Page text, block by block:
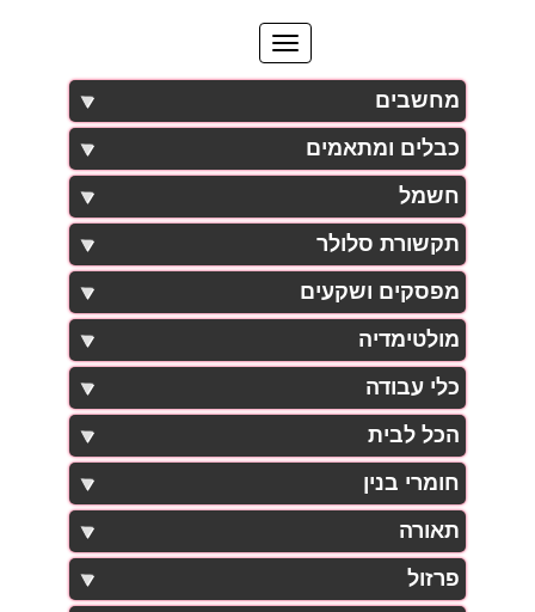
מחשבים
כבלים ומתאמים
חשמל
תקשורת סלולר
מפסקים ושקעים
מולטימדיה
כלי עבודה
הכל לבית
חומרי בנין
תאורה
פרזול